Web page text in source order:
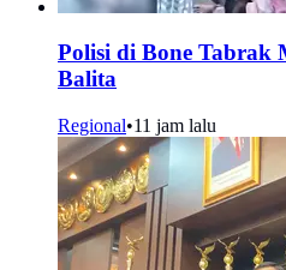
Polisi di Bone Tabrak
Balita
Regional•11 jam lalu